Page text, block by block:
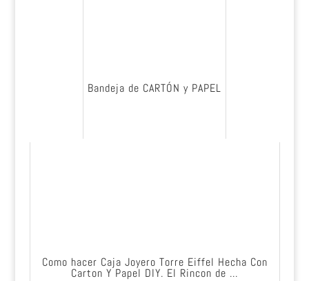
Bandeja de CARTÓN y PAPEL
Como hacer Caja Joyero Torre Eiffel Hecha Con
Carton Y Papel DIY. El Rincon de ...